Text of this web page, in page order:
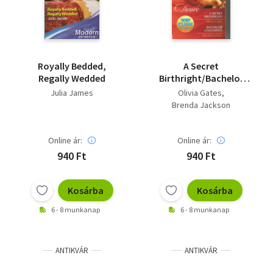
Royally Bedded,
Regally Wedded
Julia James
Online ár:
940 Ft
Kosárba
6 - 8 munkanap
A Secret
Birthright/Bachelor
Unleashed
Olivia Gates
Brenda Jackson
Online ár:
940 Ft
Kosárba
6 - 8 munkanap
ANTIKVÁR ANTIKVÁR